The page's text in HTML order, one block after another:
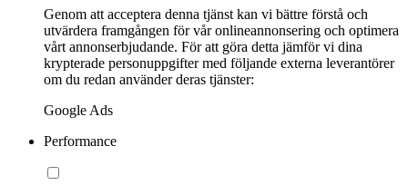
Genom att acceptera denna tjänst kan vi bättre förstå och
utvärdera framgången för vår onlineannonsering och optimera
vårt annonserbjudande. För att göra detta jämför vi dina
krypterade personuppgifter med följande externa leverantörer
om du redan använder deras tjänster:
Google Ads
Performance